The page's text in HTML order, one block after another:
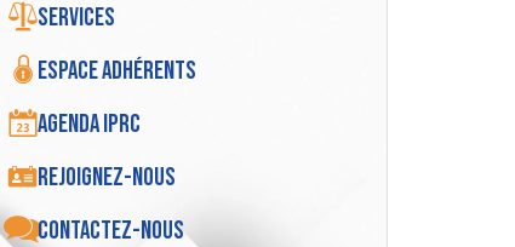
Services
Espace adhérents
Agenda IPRC
Rejoignez-nous
Contactez-nous